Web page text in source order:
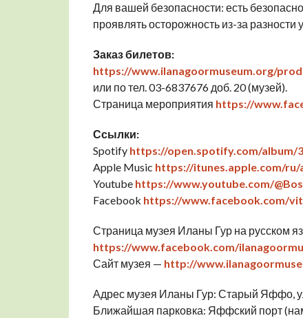
Для вашей безопасности: есть
проявлять осторожность из-за разности
Заказ билетов:
https://www.ilanagoormuseum.org/
или по тел. 03-6837676 доб. 20 (музей).
Страница мероприятия https://
Ссылки:
Spotify https://open.spotify.com/album/
Apple Music https://itunes.apple.com/
Youtube https://www.youtube.com/
Facebook https://www.facebook.com/
Страница музея Иланы Гур на русском
https://www.facebook.com/
Сайт музея — http://
Адрес музея Иланы Гур: Старый Яффо,
Ближайшая парковка: Яффский порт